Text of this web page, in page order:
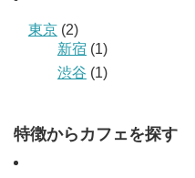
東京 (2)
新宿 (1)
渋谷 (1)
特徴からカフェを探す